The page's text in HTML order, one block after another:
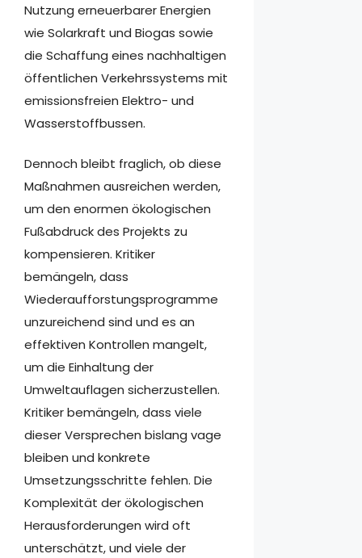
Nutzung erneuerbarer Energien
wie Solarkraft und Biogas sowie
die Schaffung eines nachhaltigen
öffentlichen Verkehrssystems mit
emissionsfreien Elektro- und
Wasserstoffbussen.
Dennoch bleibt fraglich, ob diese
Maßnahmen ausreichen werden,
um den enormen ökologischen
Fußabdruck des Projekts zu
kompensieren. Kritiker
bemängeln, dass
Wiederaufforstungsprogramme
unzureichend sind und es an
effektiven Kontrollen mangelt,
um die Einhaltung der
Umweltauflagen sicherzustellen.
Kritiker bemängeln, dass viele
dieser Versprechen bislang vage
bleiben und konkrete
Umsetzungsschritte fehlen. Die
Komplexität der ökologischen
Herausforderungen wird oft
unterschätzt, und viele der